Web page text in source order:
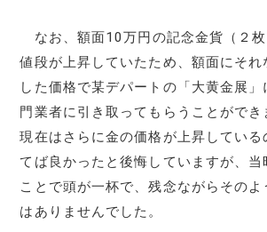
なお、額面10万円の記念金貨（２
値段が上昇していたため、額面にそ
した価格で某デパートの「大黄金展
門業者に引き取ってもらうことができ
現在はさらに金の価格が上昇してい
てば良かったと後悔していますが、当
ことで頭が一杯で、残念ながらその
はありませんでした。